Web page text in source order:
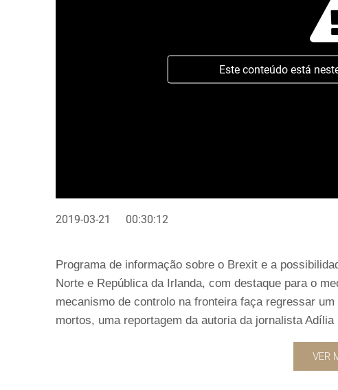
Este conteúdo está
2019-03-21 00:30:12
Programa de informação sobre o Brexit e a
Norte e República da Irlanda, com destaque para o
mecanismo de controlo na fronteira faça regressar
mortos, uma reportagem da autoria da jornalista Adília
VER